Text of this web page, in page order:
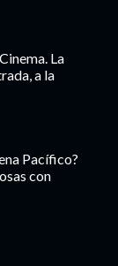
La
a la
Pacífico?
con